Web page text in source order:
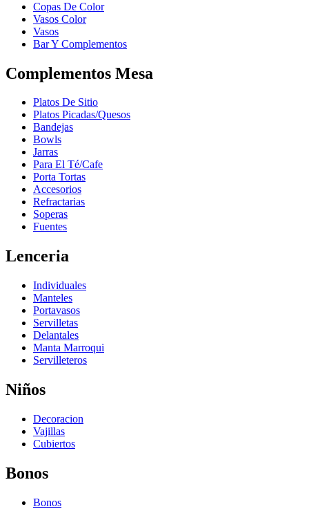
Copas De Color
Vasos Color
Vasos
Bar Y Complementos
Complementos Mesa
Platos De Sitio
Platos Picadas/Quesos
Bandejas
Bowls
Jarras
Para El Té/Cafe
Porta Tortas
Accesorios
Refractarias
Soperas
Fuentes
Lenceria
Individuales
Manteles
Portavasos
Servilletas
Delantales
Manta Marroqui
Servilleteros
Niños
Decoracion
Vajillas
Cubiertos
Bonos
Bonos